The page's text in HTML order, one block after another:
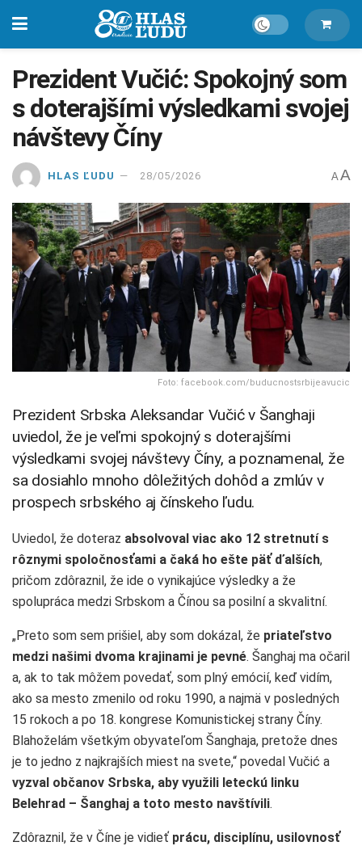
Prezident Vučić: Spokojný som
s doterajšími výsledkami svojej
návštevy Číny
HLAS ĽUDU 28/05/2026 A A
Foto: facebook.com/buducnostsrbijeavucic
Prezident Srbska Aleksandar Vučić v Šanghaji
uviedol, že je veľmi spokojný s doterajšími
výsledkami svojej návštevy Číny, a poznamenal, že
sa dosiahlo mnoho dôležitých dohôd a zmlúv v
prospech srbského aj čínskeho ľudu.
Uviedol, že doteraz absolvoval viac ako 12 stretnutí s
rôznymi spoločnosťami a čaká ho ešte päť ďalších,
pričom zdôraznil, že ide o vynikajúce výsledky a že
spolupráca medzi Srbskom a Čínou sa posilní a skvalitní.
„Preto som sem prišiel, aby som dokázal, že priateľstvo
medzi našimi dvoma krajinami je pevné. Šanghaj ma očaril
a, ak to tak môžem povedať, som plný emócií, keď vidím,
ako sa mesto zmenilo od roku 1990, a najmä v posledných
15 rokoch a po 18. kongrese Komunistickej strany Číny.
Blahoželám všetkým obyvateľom Šanghaja, pretože dnes
je to jedno z najkrajších miest na svete,“ povedal Vučić a
vyzval občanov Srbska, aby využili leteckú linku
Belehrad – Šanghaj a toto mesto navštívili.
Zdôraznil, že v Číne je vidieť prácu, disciplínu, usilovnosť